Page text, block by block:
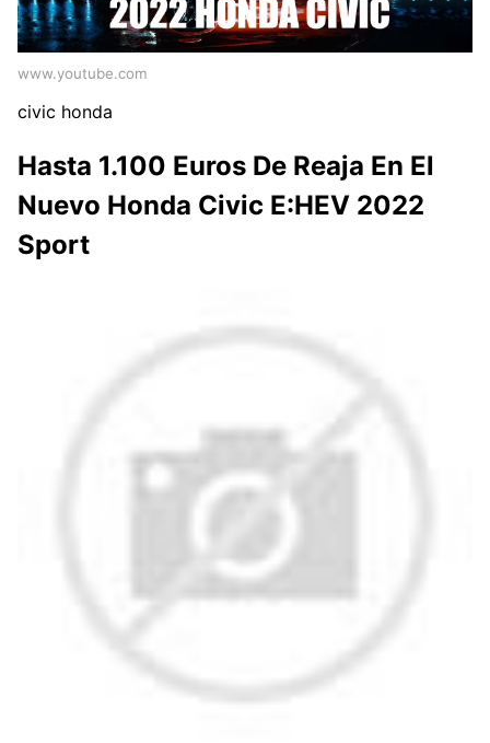
www.youtube.com
civic honda
Hasta 1.100 Euros De Reaja En El
Nuevo Honda Civic E:HEV 2022
Sport